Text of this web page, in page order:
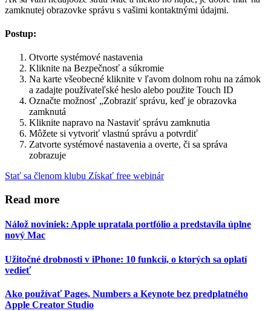
zamknutej obrazovke správu s vašimi kontaktnými údajmi.
Postup:
Otvorte systémové nastavenia
Kliknite na Bezpečnosť a súkromie
Na karte všeobecné kliknite v ľavom dolnom rohu na zámok
a zadajte používateľské heslo alebo použite Touch ID
Označte možnosť „Zobraziť správu, keď je obrazovka
zamknutá
Kliknite napravo na Nastaviť správu zamknutia
Môžete si vytvoriť vlastnú správu a potvrdiť
Zatvorte systémové nastavenia a overte, či sa správa
zobrazuje
Stať sa členom klubu Získať free webinár
Read more
Nálož noviniek: Apple upratala portfólio a predstavila úplne
nový Mac
Užitočné drobnosti v iPhone: 10 funkcií, o ktorých sa oplatí
vedieť
Ako používať Pages, Numbers a Keynote bez predplatného
Apple Creator Studio